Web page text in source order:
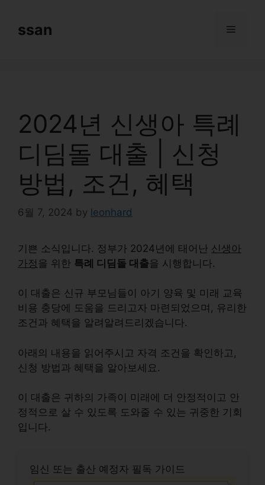
contentssan Menu
2024년 신생아 특례
디딤돌 대출 | 신청
방법, 조건, 혜택
6월 7, 2024 by leonhard
기쁜 소식입니다. 정부가 2024년에 태어난 신생아
가정 을 위한 특례 디딤돌 대출을 시행합니다.
이 대출은 신규 부모님들이 아기 양육 및 미래 교육
비용 충당에 도움을 드리고자 마련되었으며, 유리한
조건과 혜택을 알려알려드리겠습니다.
아래의 내용을 읽어주시고 자격 조건 을 확인하고,
신청 방법 과 혜택 을 알아보세요.
이 대출은 귀하의 가족이 미래에 더 안정적이고 안
정적으로 살 수 있도록 도와줄 수 있는 귀중한 기회
입니다.
임신 또는 출산 예정자 필독 가이드